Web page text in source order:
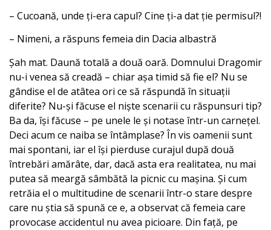
– Cucoană, unde ți-era capul? Cine ți-a dat ție permisul?!
– Nimeni, a răspuns femeia din Dacia albastră
Șah mat. Daună totală a două oară. Domnului Dragomir
nu-i venea să creadă – chiar așa timid să fie el? Nu se
gândise el de atâtea ori ce să răspundă în situații
diferite? Nu-și făcuse el niște scenarii cu răspunsuri tip?
Ba da, își făcuse – pe unele le și notase într-un carnețel.
Deci acum ce naiba se întâmplase? În vis oamenii sunt
mai spontani, iar el își pierduse curajul după două
întrebări amărâte, dar, dacă asta era realitatea, nu mai
putea să meargă sâmbătă la picnic cu mașina. Și cum
retrăia el o multitudine de scenarii într-o stare despre
care nu știa să spună ce e, a observat că femeia care
provocase accidentul nu avea picioare. Din față, pe